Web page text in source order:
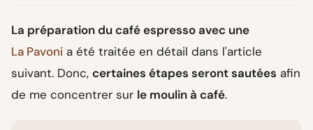
La préparation du café espresso avec une
La Pavoni a été traitée en détail dans l'article
suivant. Donc, certaines étapes seront sautées afin
de me concentrer sur le moulin à café.